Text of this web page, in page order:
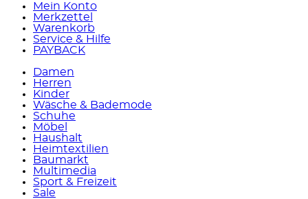
Mein Konto
Merkzettel
Warenkorb
Service & Hilfe
PAYBACK
Damen
Herren
Kinder
Wäsche & Bademode
Schuhe
Möbel
Haushalt
Heimtextilien
Baumarkt
Multimedia
Sport & Freizeit
Sale